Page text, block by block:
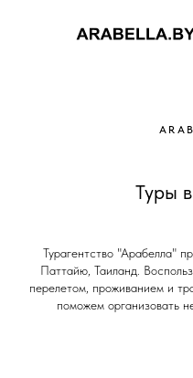
Туры
Турагентство "Арабелла"
Паттайю, Таиланд.
перелетом, проживанием и
поможем организовать